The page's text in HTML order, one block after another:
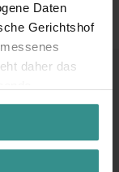
Daten
Gerichtshof
daher das
(z.B. Google,
Kontroll- und
keine
stehen. Mit
Berg